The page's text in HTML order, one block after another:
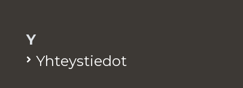
Y
Yh­teys­tie­dot